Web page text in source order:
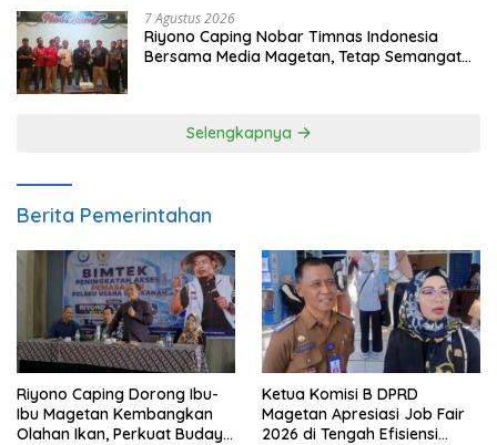
7 Agustus 2026
Riyono Caping Nobar Timnas Indonesia
Bersama Media Magetan, Tetap Semangat
Selengkapnya
Berita Pemerintahan
Riyono Caping Dorong Ibu-
Ibu Magetan Kembangkan
Olahan Ikan, Perkuat Budaya
Ketua Komisi B DPRD
Magetan Apresiasi Job Fair
2026 di Tengah Efisiensi